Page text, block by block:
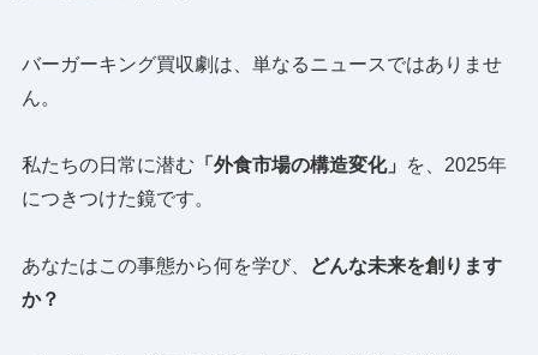
バーガーキング買収劇は、単なるニュースではありませ
ん。
私たちの日常に潜む 「外食市場の構造変化」
を、2025年
につきつけた鏡です。
あなたはこの事態から何を学び、
どんな未来を創ります
か？